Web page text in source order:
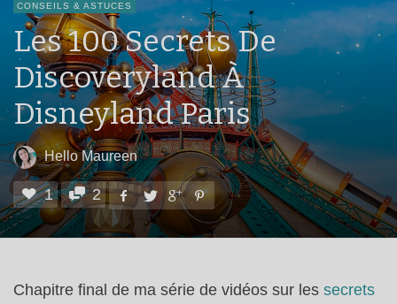
CONSEILS & ASTUCES
Les 100 Secrets De
Discoveryland À
Disneyland Paris
Hello Maureen
1 2
Chapitre final de ma série de vidéos sur les secrets